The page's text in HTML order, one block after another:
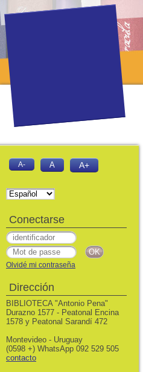
A- A A+
Conectarse
Olvidé mi contraseña
Dirección
BIBLIOTECA "Antonio Pena"
Durazno 1577 - Peatonal Encina
1578 y Peatonal Sarandí 472
Montevideo - Uruguay
(0598 +) WhatsApp 092 529 505
contacto